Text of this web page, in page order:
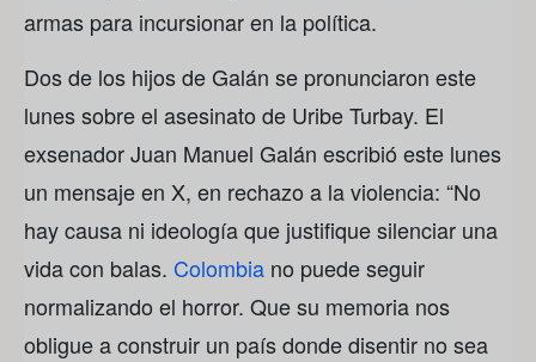
armas para incursionar en la política.
Dos de los hijos de Galán se pronunciaron este
lunes sobre el asesinato de Uribe Turbay. El
exsenador Juan Manuel Galán escribió este lunes
un mensaje en X, en rechazo a la violencia: “No
hay causa ni ideología que justifique silenciar una
vida con balas. Colombia no puede seguir
normalizando el horror. Que su memoria nos
obligue a construir un país donde disentir no sea